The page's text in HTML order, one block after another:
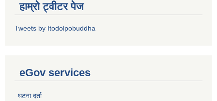
हाम्रो ट्वीटर पेज
Tweets by Itodolpobuddha
eGov services
घटना दर्ता